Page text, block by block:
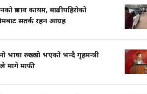
प्रभाव कायम, बाढीपहिरोको
सतर्क रहन आग्रह
भाषा रुख्खो भएको भन्दै गृहमन्त्री
मागे माफी